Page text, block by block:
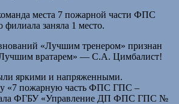
места 7 пожарной части ФПС
заняла 1 место.
«Лучшим тренером» признан
вратарем» — С.А. Цимбалист!
яркими и напряженными.
«7 пожарную часть ФПС ГПС –
ФГБУ «Управление ДП ФПС ГПС №